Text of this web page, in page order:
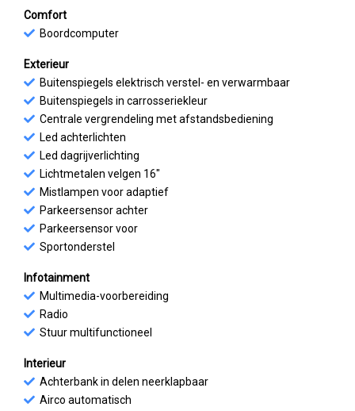
Comfort
Boordcomputer
Exterieur
Buitenspiegels elektrisch verstel- en verwarmbaar
Buitenspiegels in carrosseriekleur
Centrale vergrendeling met afstandsbediening
Led achterlichten
Led dagrijverlichting
Lichtmetalen velgen 16"
Mistlampen voor adaptief
Parkeersensor achter
Parkeersensor voor
Sportonderstel
Infotainment
Multimedia-voorbereiding
Radio
Stuur multifunctioneel
Interieur
Achterbank in delen neerklapbaar
Airco automatisch